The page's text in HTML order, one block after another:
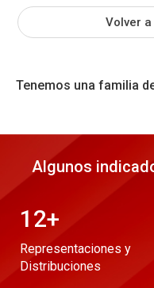
Volver
Tenemos una familia
Algunos
12+
Representaciones y
Distribuciones